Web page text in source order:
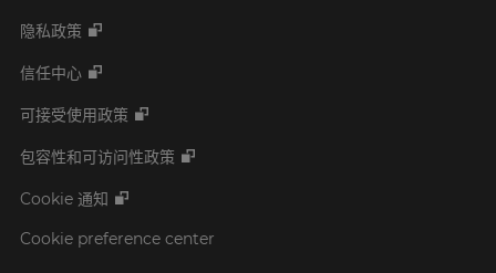
隐私政策
信任中心
可接受使用政策
包容性和可访问性政策
Cookie 通知
Cookie preference center